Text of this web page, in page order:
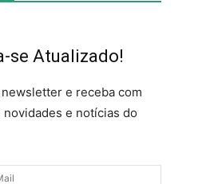
se Atualizado!
e receba com
e notícias do